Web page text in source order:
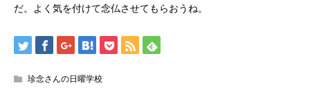
だ。よく気を付けて念仏させてもらおうね。
珍念さんの日曜学校